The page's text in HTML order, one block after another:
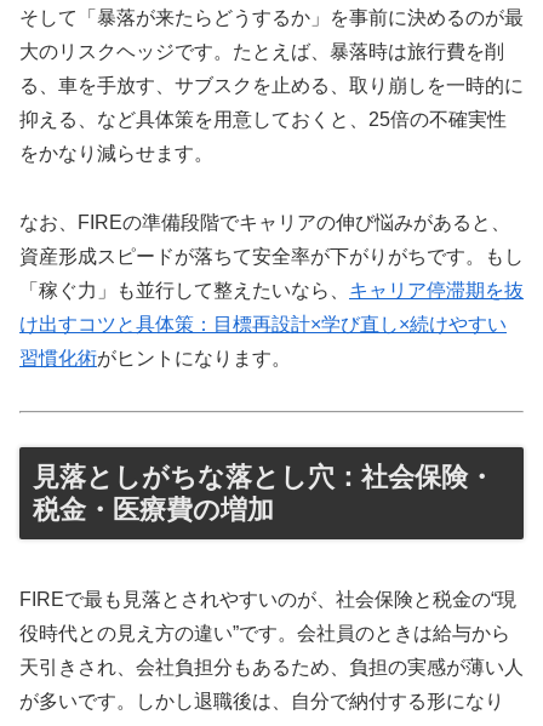
そして「暴落が来たらどうするか」を事前に決めるのが最
大のリスクヘッジです。たとえば、暴落時は旅行費を削
る、車を手放す、サブスクを止める、取り崩しを一時的に
抑える、など具体策を用意しておくと、25倍の不確実性
をかなり減らせます。
なお、FIREの準備段階でキャリアの伸び悩みがあると、
資産形成スピードが落ちて安全率が下がりがちです。もし
「稼ぐ力」も並行して整えたいなら、 キャリア停滞期を抜
け出すコツと具体策：目標再設計×学び直し×続けやすい
習慣化術がヒントになります。
見落としがちな落とし穴：社会保険・
税金・医療費の増加
FIREで最も見落とされやすいのが、社会保険と税金の“現
役時代との見え方の違い”です。会社員のときは給与から
天引きされ、会社負担分もあるため、負担の実感が薄い人
が多いです。しかし退職後は、自分で納付する形になり